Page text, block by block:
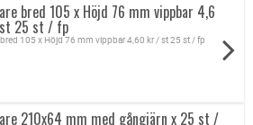
bred 105 x Höjd 76 mm vippbar 4,6
25 st / fp
bred 105 x Höjd 76 mm vippbar 4,60 kr / st 25 st / fp
210x64 mm med gångjärn x 25 st /